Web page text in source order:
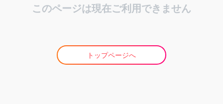
このページは現在ご利用できません